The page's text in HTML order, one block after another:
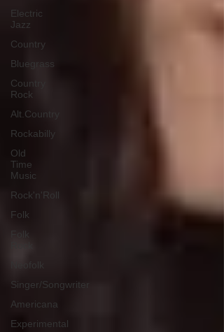
Electric
Jazz
Country
Bluegrass
Country
Rock
Alt.Country
Rockabilly
Old
Time
Music
Rock'n'Roll
Folk
Folk
Singer/Songwriter
Americana
Experimental